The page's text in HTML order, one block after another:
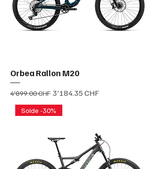
Orbea Rallon M20
Prix original
4'899.00 CHF Prix promotionnel
3'184.35 CHF
Solde -30%